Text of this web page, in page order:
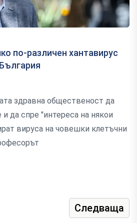
по-различен хантавирус
здравна общественост да
да спре "интереса на някои
вируса на човешки клетъчни
Следваща